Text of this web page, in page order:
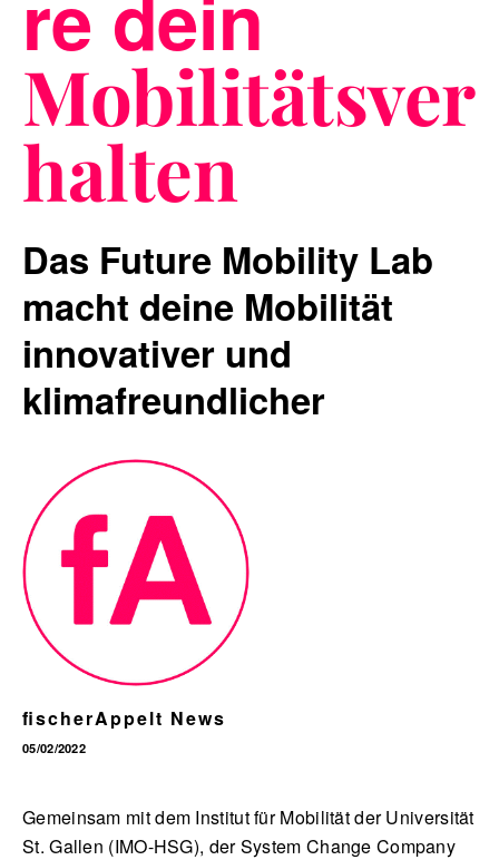
Blog
f_LAB
Kontakt
English
Mobilitätsver
halten
Das Future Mobility Lab
macht deine Mobilität
innovativer und
klimafreundlicher
fischerAppelt News
05/02/2022
Gemeinsam mit dem Institut für Mobilität der Universität
St. Gallen (IMO-HSG), der System Change Company